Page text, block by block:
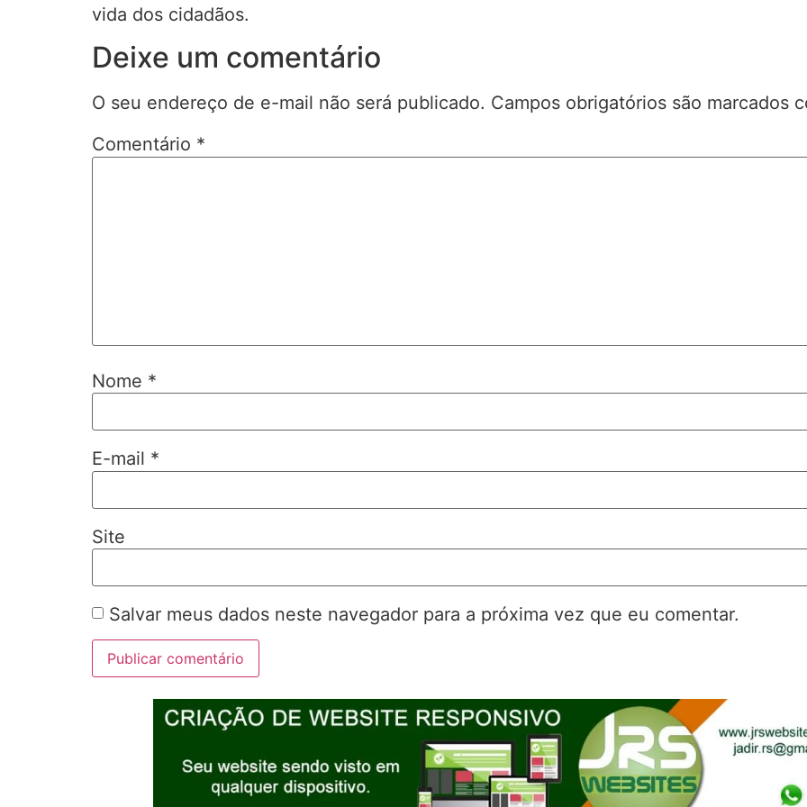
vida dos cidadãos.
Deixe um comentário
O seu endereço de e-mail não será publicado. Campos obrigatórios são marcados
Comentário *
Nome *
E-mail *
Site
Salvar meus dados neste navegador para a próxima vez que eu comentar.